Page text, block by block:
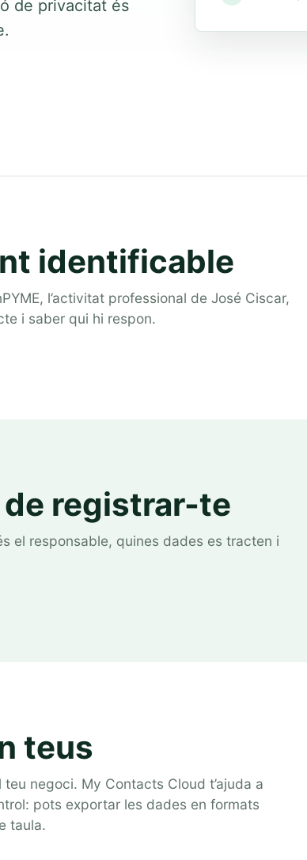
de privacitat és
identificable
l’activitat professional de José Ciscar,
i saber qui hi respon.
registrar-te
el responsable, quines dades es tracten i
teus
negoci. My Contacts Cloud t’ajuda a
pots exportar les dades en formats
taula.